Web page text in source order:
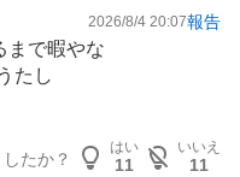
2026/8/4 20:07報告
まで暇やな
たし
たか？
はい
11
いいえ
11